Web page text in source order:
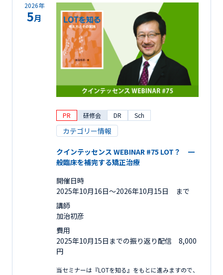
2026年
5月
PR 研修会 DR Sch
カテゴリー情報
クインテッセンス WEBINAR #75 LOT？ 一
般臨床を補完する矯正治療
開催日時
2025年10月16日〜2026年10月15日 まで
講師
加治初彦
費用
2025年10月15日までの振り返り配信 8,000
円
当セミナーは『LOTを知る』をもとに進みますので、